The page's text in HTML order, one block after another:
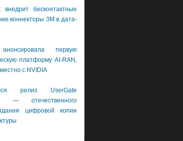
внедрит бесконтактные
коннекторы 3M в дата-
первую
платформу AI-RAN,
с NVIDIA
релиз UserGate
— отечественного
цифровой копии